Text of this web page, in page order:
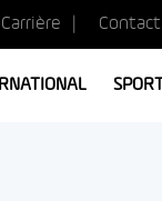
Carrière Contact
SPORT